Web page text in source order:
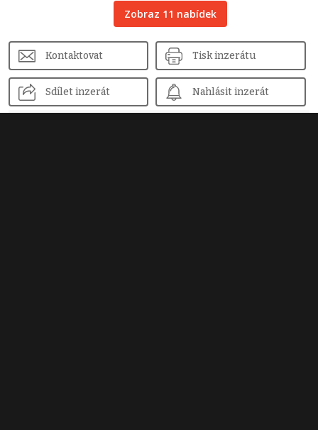
Zobraz 11 nabídek
Kontaktovat Tisk inzerátu
Sdílet inzerát Nahlásit inzerát